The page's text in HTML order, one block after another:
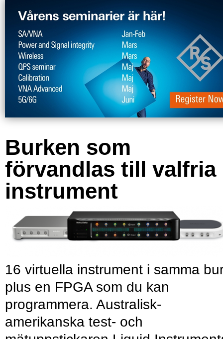
Burken som
förvandlas till valfria
instrument
16 virtuella instrument i samma
plus en FPGA som du kan
programmera. Australisk-
amerikanska test- och